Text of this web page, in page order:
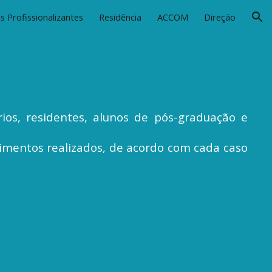
Profissionalizantes Residência ACCOM Direção
residentes, alunos de pós-graduação e
realizados, de acordo com cada caso